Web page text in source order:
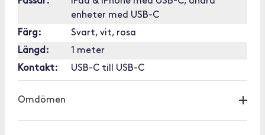
enheter med USB-C
Färg:
Svart, vit, rosa
Längd:
1 meter
Kontakt:
USB-C till USB-C
Omdömen